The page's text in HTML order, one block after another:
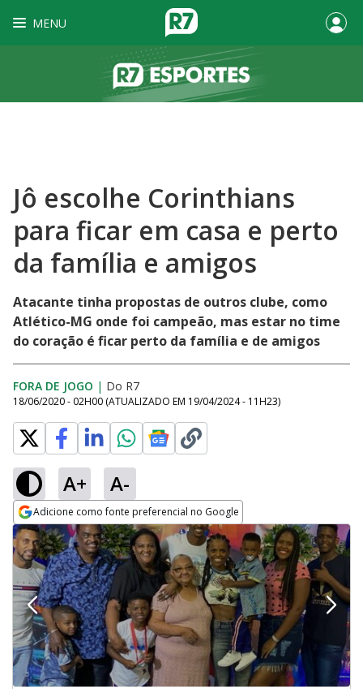
MENU
Jô escolhe Corinthians
para ficar em casa e perto
da família e amigos
Atacante tinha propostas de outros clube, como
Atlético-MG onde foi campeão, mas estar no time
do coração é ficar perto da família e de amigos
FORA DE JOGO | Do R7
18/06/2020 - 02H00 (ATUALIZADO EM 19/04/2024 - 11H23)
A+ A-
Adicione como fonte preferencial no Google
Opens in new window